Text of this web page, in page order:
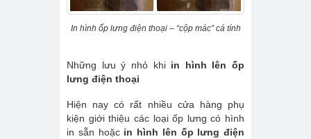
In hình ốp lưng điện thoại – “cộp mác” cá tính
Những lưu ý nhỏ khi in hình lên ốp
lưng điện thoại
Hiện nay có rất nhiều cửa hàng phụ
kiện giới thiệu các loại ốp lưng có hình
in sẵn hoặc in hình lên ốp lưng điện